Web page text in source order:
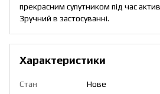
прекрасним супутником під час
Зручний в застосуванні.
Характеристики
Стан
Нове